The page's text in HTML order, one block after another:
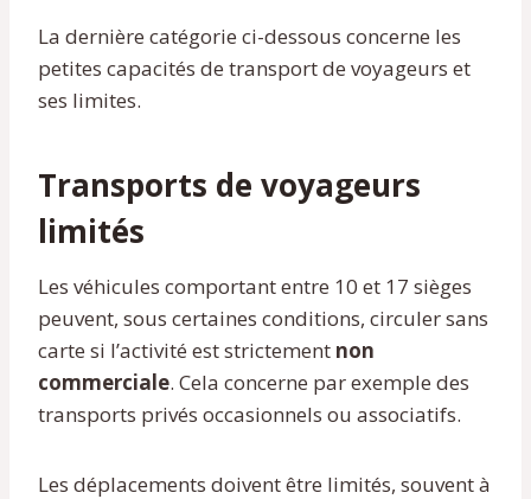
La dernière catégorie ci-dessous concerne les
petites capacités de transport de voyageurs et
ses limites.
Transports de voyageurs
limités
Les véhicules comportant entre 10 et 17 sièges
peuvent, sous certaines conditions, circuler sans
carte si l’activité est strictement non
commerciale. Cela concerne par exemple des
transports privés occasionnels ou associatifs.
Les déplacements doivent être limités, souvent à